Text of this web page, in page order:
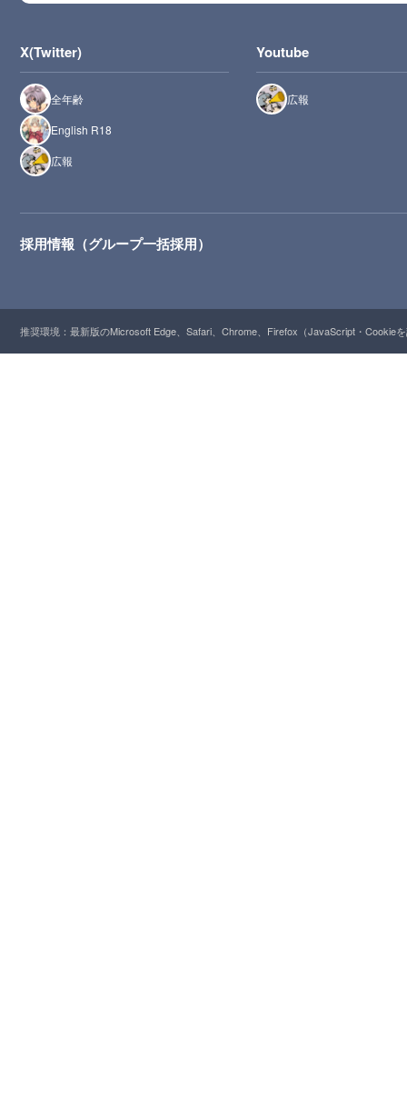
X(Twitter)
全年齢
English R18
広報
Youtube
広報
採用情報（グループ一括採用）
推奨環境：最新版のMicrosoft Edge、Safari、Chrome、Firefox（JavaScript・Cookie